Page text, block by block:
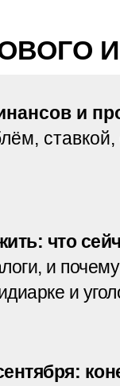
и
что
и
и